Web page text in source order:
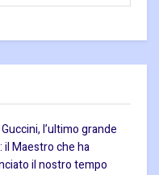
l’ultimo grande
Maestro che ha
il nostro tempo